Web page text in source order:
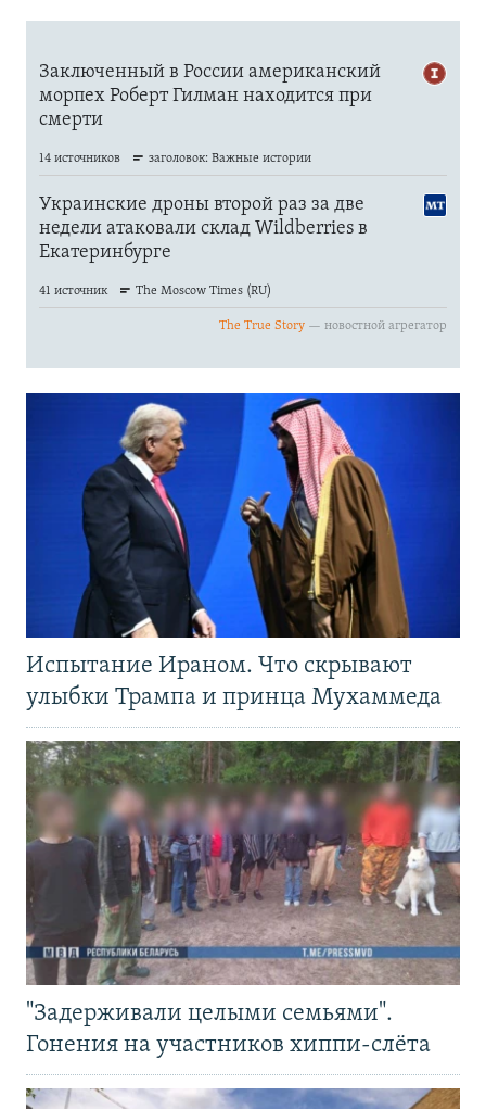
Испытание Ираном. Что скрывают
улыбки Трампа и принца Мухаммеда
"Задерживали целыми семьями".
Гонения на участников хиппи-слёта